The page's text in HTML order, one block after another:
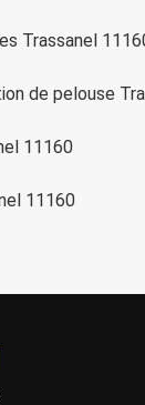
Trassanel
de pelouse
11160
11160